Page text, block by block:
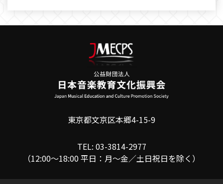
東京都文京区本郷4-15-9
TEL: 03-3814-2977
（12:00〜18:00 平日：月〜金／土日祝日を除く）